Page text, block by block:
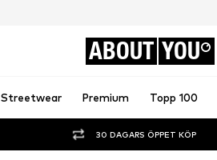
ABOUT YOU
Streetwear Premium Topp 100
30 DAGARS ÖPPET KÖP